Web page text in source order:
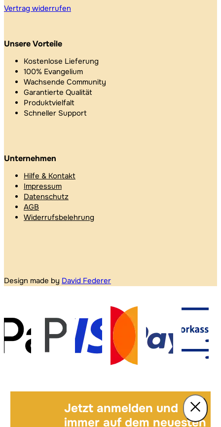
Vertrag widerrufen
Unsere Vorteile
Kostenlose Lieferung
100% Evangelium
Wachsende Community
Garantierte Qualität
Produktvielfalt
Schneller Support
Unternehmen
Hilfe & Kontakt
Impressum
Datenschutz
AGB
Widerrufsbelehrung
Design made by David Federer
Jetzt anmelden und
immer auf dem neuesten